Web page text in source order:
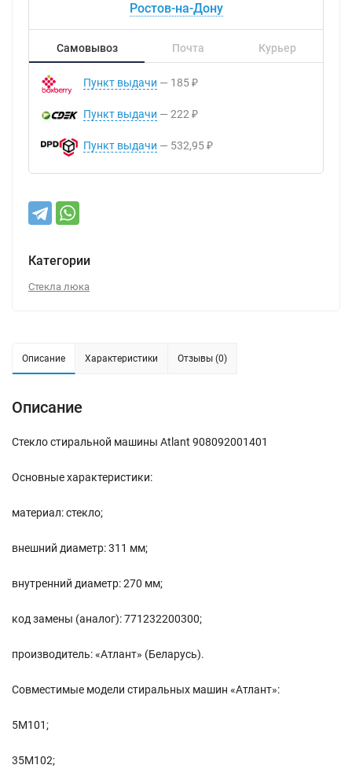
Ростов-на-Дону
Самовывоз Почта Курьер
Пункт выдачи 185 ₽
Пункт выдачи 222 ₽
Пункт выдачи 532,95 ₽
Категории
Стекла люка
Описание Характеристики Отзывы (0)
Описание
Стекло стиральной машины Atlant 908092001401
Основные характеристики:
материал: стекло;
внешний диаметр: 311 мм;
внутренний диаметр: 270 мм;
код замены (аналог): 771232200300;
производитель: «Атлант» (Беларусь).
Совместимые модели стиральных машин «Атлант»:
5М101;
35М102;